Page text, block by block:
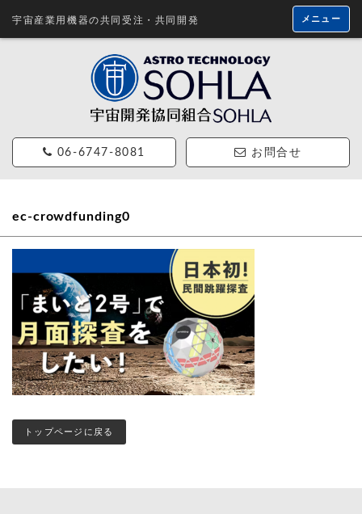
宇宙産業用機器の共同受注・共同開発 メニュー
06-6747-8081 お問合せ
ec-crowdfunding0
トップページに戻る